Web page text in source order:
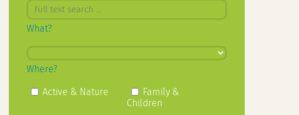
What?
Where?
Active & Nature
Family &
Children